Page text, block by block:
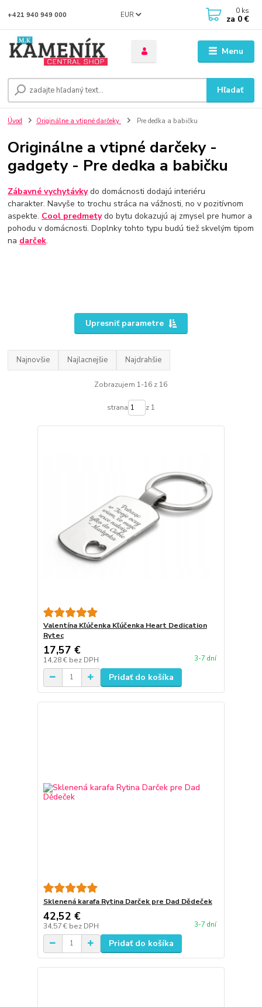
Menu
EUR
Hľadať
+421 940 949 000 0 ks
za 0 €
Úvod Originálne a vtipné darčeky Pre dedka a babičku
Originálne a vtipné darčeky -
gadgety - Pre dedka a babičku
Zábavné vychytávkydo domácnosti dodajú interiéru
charakter. Navyše to trochu stráca na vážnosti, no v pozitívnom
aspekte. Cool predmetydo bytu dokazujú aj zmysel pre humor a
pohodu v domácnosti. Doplnky tohto typu budú tiež skvelým tipom
na darček.
Upresniť parametre
Najnovšie Najlacnejšie Najdrahšie
Zobrazujem 1-16 z 16
strana z 1
Valentína Kľúčenka Kľúčenka Heart Dedication
Rytec
17,57 €
14,28 € bez DPH 3-7 dní
Pridať do košíka
Sklenená karafa Rytina Darček pre Dad Dědeček
42,52 €
34,57 € bez DPH 3-7 dní
Pridať do košíka